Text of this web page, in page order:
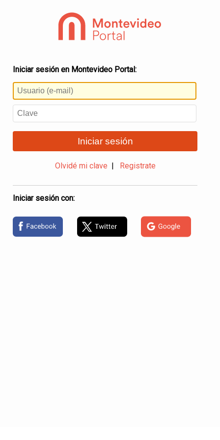
Iniciar sesión en Montevideo Portal:
Iniciar sesión
Olvidé mi clave Registrate
Iniciar sesión con: